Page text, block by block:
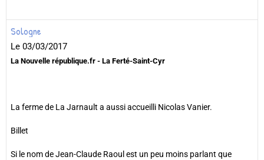
Sologne
Le 03/03/2017
La Nouvelle république.fr - La Ferté-Saint-Cyr
La ferme de La Jarnault a aussi accueilli Nicolas Vanier.
Billet
Si le nom de Jean-Claude Raoul est un peu moins parlant que